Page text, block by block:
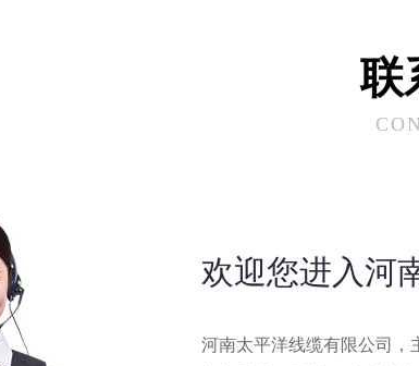
联
欢迎您进入河
河南太平洋线缆有限公司，